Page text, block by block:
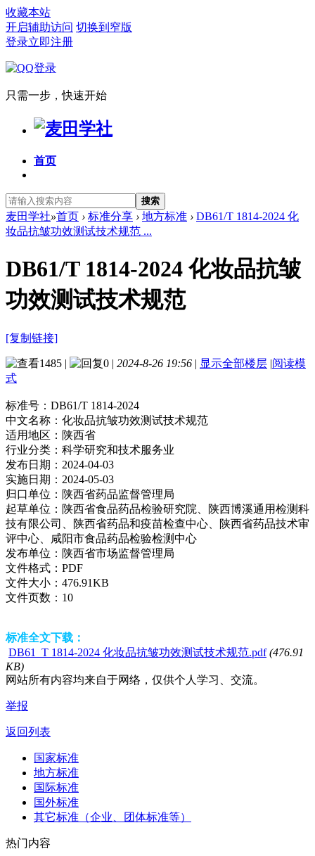
收藏本站
开启辅助访问 切换到窄版
登录立即注册
只需一步，快速开始
首页
搜索
麦田学社»首页 › 标准分享 › 地方标准 › DB61/T 1814-2024 化
妆品抗皱功效测试技术规范 ...
DB61/T 1814-2024 化妆品抗皱
功效测试技术规范
[复制链接]
1485 | 0 | 2024-8-26 19:56 | 显示全部楼层 |阅读模
式
标准号： DB61/T 1814-2024
中文名称： 化妆品抗皱功效测试技术规范
适用地区： 陕西省
行业分类： 科学研究和技术服务业
发布日期： 2024-04-03
实施日期： 2024-05-03
归口单位： 陕西省药品监督管理局
起草单位： 陕西省食品药品检验研究院、陕西博溪通用检测科
技有限公司、陕西省药品和疫苗检查中心、陕西省药品技术审
评中心、咸阳市食品药品检验检测中心
发布单位： 陕西省市场监督管理局
文件格式： PDF
文件大小： 476.91KB
文件页数： 10
标准全文下载：
DB61_T 1814-2024 化妆品抗皱功效测试技术规范.pdf (476.91
KB)
网站所有内容均来自于网络，仅供个人学习、交流。
举报
返回列表
国家标准
地方标准
国际标准
国外标准
其它标准（企业、团体标准等）
热门内容